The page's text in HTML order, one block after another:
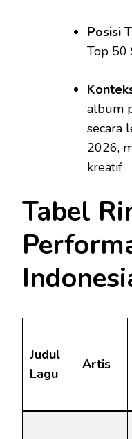
Posisi
Top 50
album
secara
2026,
kreatif
Tabel
Judul
Lagu
Artis